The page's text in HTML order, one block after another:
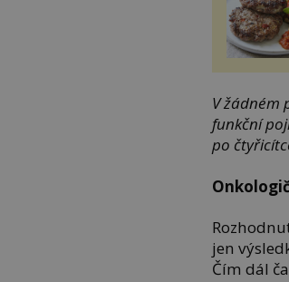
V žádném
funkční
po
jen
Čím dál